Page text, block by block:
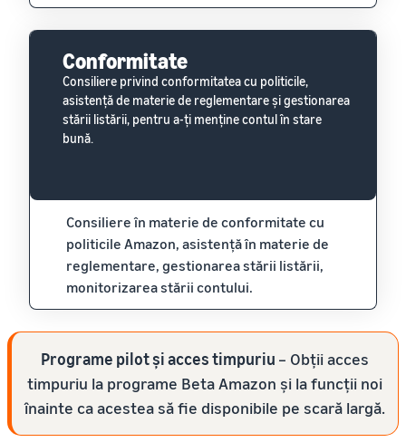
Conformitate
Consiliere privind conformitatea cu politicile,
asistență de materie de reglementare și gestionarea
stării listării, pentru a-ți menține contul în stare
bună.
Consiliere în materie de conformitate cu
politicile Amazon, asistență în materie de
reglementare, gestionarea stării listării,
monitorizarea stării contului.
Programe pilot și acces timpuriu – Obții acces
timpuriu la programe Beta Amazon și la funcții noi
înainte ca acestea să fie disponibile pe scară largă.